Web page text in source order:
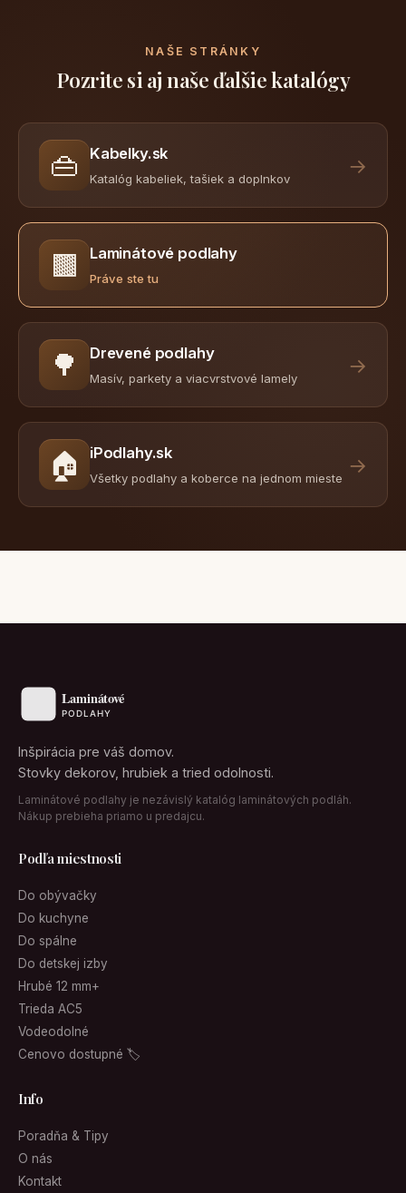
NAŠE STRÁNKY
Pozrite si aj naše ďalšie katalógy
👜 Kabelky.sk
Katalóg kabeliek, tašiek a doplnkov
→
🟫 Laminátové podlahy
Práve ste tu
🌳 Drevené podlahy
Masív, parkety a viacvrstvové lamely
→
🏠 iPodlahy.sk
Všetky podlahy a koberce na jednom mieste
→
Inšpirácia pre váš domov.
Stovky dekorov, hrubiek a tried odolnosti.
Laminátové podlahy je nezávislý katalóg laminátových podláh.
Nákup prebieha priamo u predajcu.
Podľa miestnosti
Do obývačky
Do kuchyne
Do spálne
Do detskej izby
Hrubé 12 mm+
Trieda AC5
Vodeodolné
Cenovo dostupné 🏷
Info
Poradňa & Tipy
O nás
Kontakt